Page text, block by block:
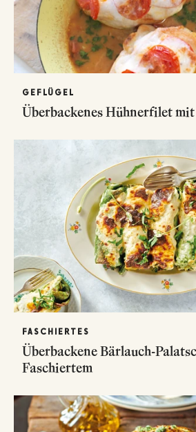
GEFLÜGEL
Überbackenes Hühnerfilet
FASCHIERTES
Überbackene Bärlauch-
Faschiertem